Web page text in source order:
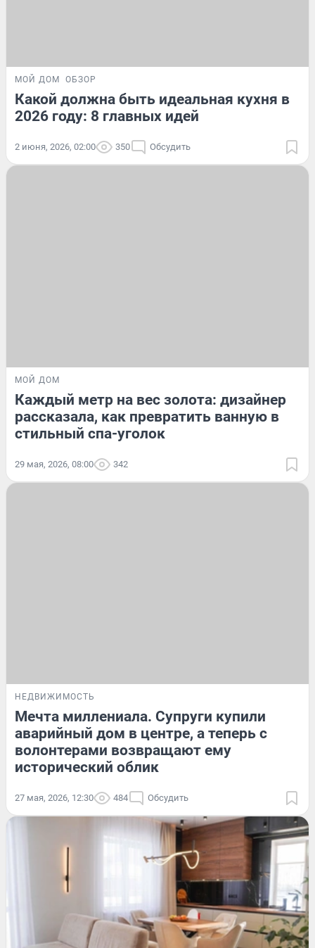
МОЙ ДОМ ОБЗОР
Какой должна быть идеальная кухня в
2026 году: 8 главных идей
2 июня, 2026, 02:00 350 Обсудить
МОЙ ДОМ
Каждый метр на вес золота: дизайнер
рассказала, как превратить ванную в
стильный спа-уголок
29 мая, 2026, 08:00 342
НЕДВИЖИМОСТЬ
Мечта миллениала. Супруги купили
аварийный дом в центре, а теперь с
волонтерами возвращают ему
исторический облик
27 мая, 2026, 12:30 484 Обсудить